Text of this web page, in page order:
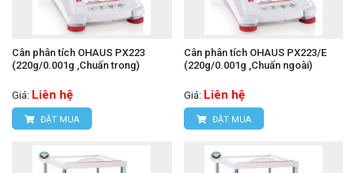
Cân phân tích OHAUS PX223
(220g/0.001g ,Chuấn trong)
Giá: Liên hệ
ĐẶT MUA
Cân phân tích OHAUS PX223/E
(220g/0.001g ,Chuấn ngoài)
Giá: Liên hệ
ĐẶT MUA